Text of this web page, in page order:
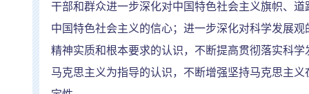
干部和群众进一步深化对中国特色社会主义旗帜、
中国特色社会主义的信心；进一步深化对科学发展
精神实质和根本要求的认识，不断提高贯彻落实科
马克思主义为指导的认识，不断增强坚持马克思主